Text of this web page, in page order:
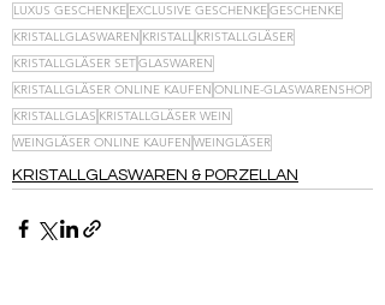
LUXUS GESCHENKE EXCLUSIVE GESCHENKE GESCHENKE
KRISTALLGLASWAREN KRISTALL KRISTALLGLÄSER
KRISTALLGLÄSER SETGLASWAREN
KRISTALLGLÄSER ONLINE KAUFEN ONLINE-GLASWARENSHOP
KRISTALLGLAS KRISTALLGLÄSER WEIN
WEIN­GLÄSER ONLINE KAUFEN WEINGLÄSER
KRISTALLGLASWAREN & PORZELLAN